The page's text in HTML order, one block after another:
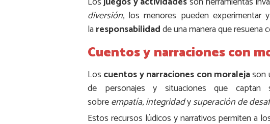
diversión, los menores pueden
laresponsabilidadde una manera que resuena
Cuentos y narraciones con
Los cuentos y narraciones con moralejason
de personajes y situaciones que captan
sobreempatía,integridadysuperación de
Estos recursos lúdicos y narrativos permiten a